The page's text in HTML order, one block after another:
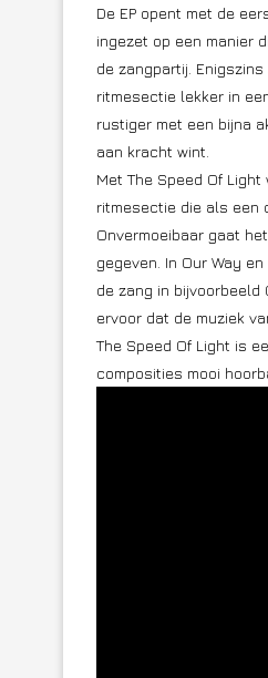
De EP opent met de
ingezet op een manier
de zangpartij.
ritmesectie lekker in
rustiger met een bijna
aan kracht wint.
Met The Speed Of
ritmesectie die als een
Onvermoeibaar gaat
gegeven. In Our Way
de zang in bijvoorbeeld
ervoor dat de muziek
The Speed Of Light is
composities mooi